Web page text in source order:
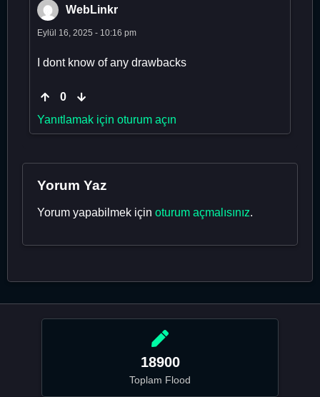
WebLinkr
Eylül 16, 2025 - 10:16 pm
I dont know of any drawbacks
0
Yanıtlamak için oturum açın
Yorum Yaz
Yorum yapabilmek için oturum açmalısınız.
18900
Toplam Flood